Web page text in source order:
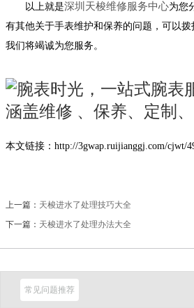
以上就是深圳天梭维修服务中心为您
有其他关于手表维护和保养的问题，可以拨
我们将竭诚为您服务。
本文链接：http://3gwap.ruijianggj.com/cjwt/
上一篇： 天梭进水了处理技巧大全
下一篇： 天梭进水了处理办法大全
常见问题推荐